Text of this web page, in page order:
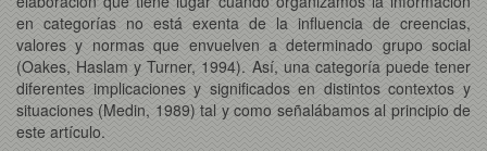
en categorías no está exenta de la influencia de creencias,
valores y normas que envuelven a determinado grupo social
(Oakes, Haslam y Turner, 1994). Así, una categoría puede tener
diferentes implicaciones y significados en distintos contextos y
situaciones (Medin, 1989) tal y como señalábamos al principio de
este artículo.